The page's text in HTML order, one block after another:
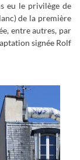
eu le privilège de
de la première
entre autres, par
signée Rolf